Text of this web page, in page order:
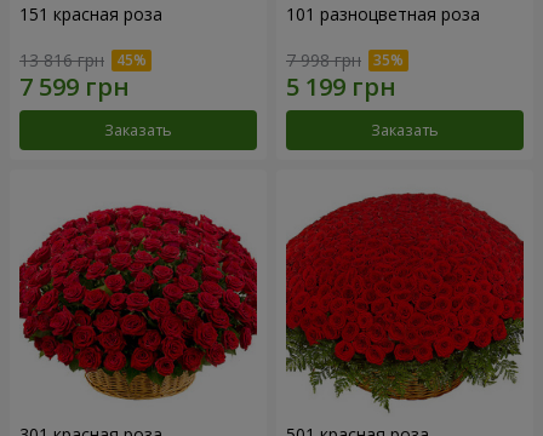
151 красная роза
13 816 грн
Заказать
101 разноцветная роза
7 998 грн
Заказать